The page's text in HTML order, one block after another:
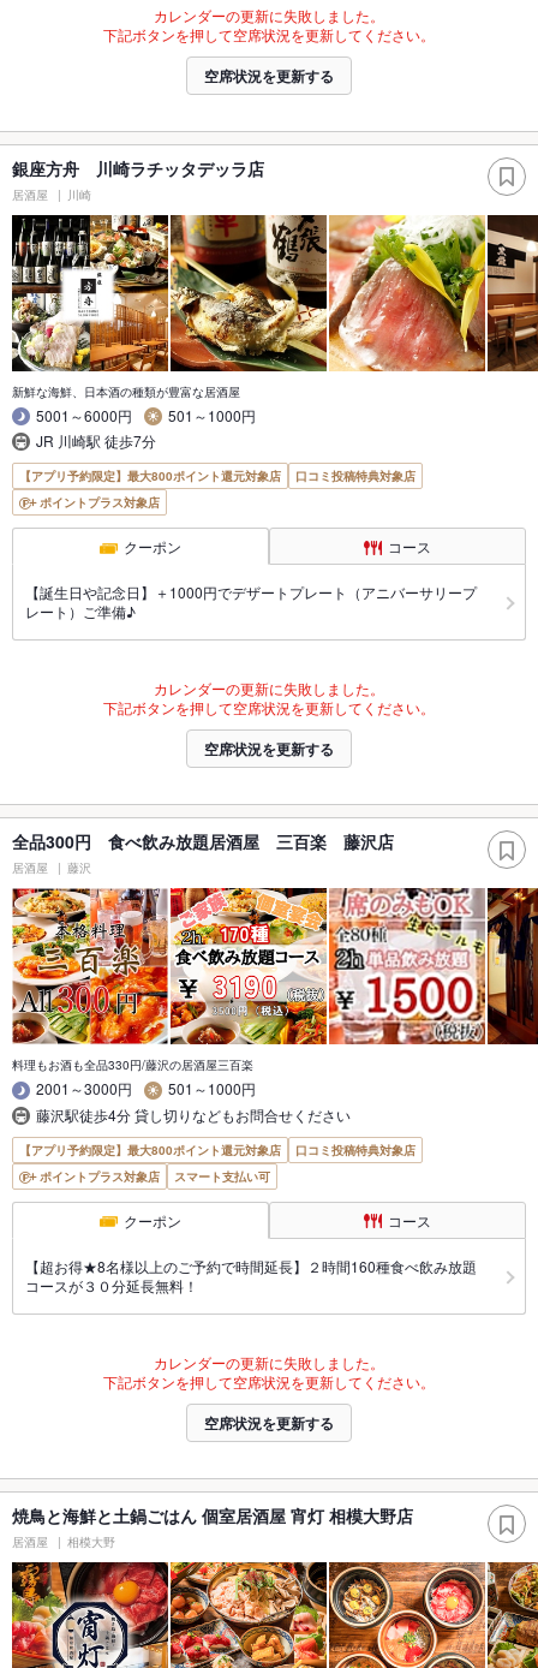
カレンダーの更新に失敗しました。
下記ボタンを押して空席状況を更新してください。
空席状況を更新する
銀座方舟 川崎ラチッタデッラ店
居酒屋 川崎
新鮮な海鮮、日本酒の種類が豊富な居酒屋
5001～6000円
501～1000円
JR 川崎駅 徒歩7分
【アプリ予約限定】最大800ポイント還元対象店
口コミ投稿特典対象店
ポイントプラス対象店
クーポン コース
【誕生日や記念日】＋1000円でデザートプレート（アニバーサリープ
レート）ご準備♪
カレンダーの更新に失敗しました。
下記ボタンを押して空席状況を更新してください。
空席状況を更新する
全品300円 食べ飲み放題居酒屋 三百楽 藤沢店
居酒屋 藤沢
料理もお酒も全品330円/藤沢の居酒屋三百楽
2001～3000円
501～1000円
藤沢駅徒歩4分 貸し切りなどもお問合せください
【アプリ予約限定】最大800ポイント還元対象店
口コミ投稿特典対象店
ポイントプラス対象店
スマート支払い可
クーポン コース
【超お得★8名様以上のご予約で時間延長】２時間160種食べ飲み放題
コースが３０分延長無料！
カレンダーの更新に失敗しました。
下記ボタンを押して空席状況を更新してください。
空席状況を更新する
焼鳥と海鮮と土鍋ごはん 個室居酒屋 宵灯 相模大野店
居酒屋 相模大野